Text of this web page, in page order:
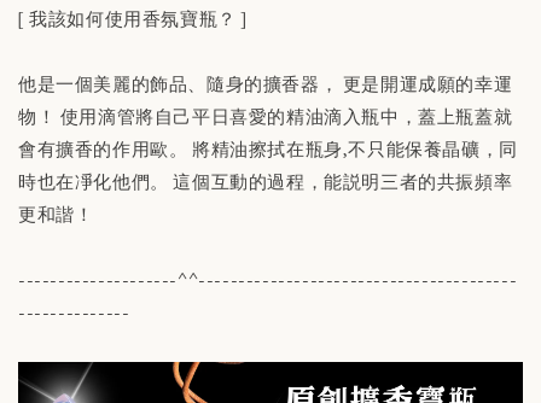
[ 我該如何使用香氛寶瓶？ ]
他是一個美麗的飾品、隨身的擴香器， 更是開運成願的幸運
物！ 使用滴管將自己平日喜愛的精油滴入瓶中，蓋上瓶蓋就
會有擴香的作用歐。 將精油擦拭在瓶身,不只能保養晶礦，同
時也在凈化他們。 這個互動的過程，能説明三者的共振頻率
更和諧！
--------------------^^----------------------------------------
--------------